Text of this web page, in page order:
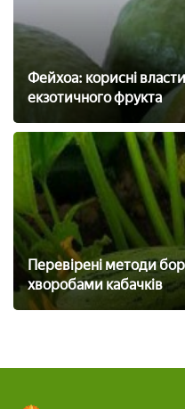
Фейхоа: корисні
екзотичного фрукта
Перевірені методи
хворобами кабачків